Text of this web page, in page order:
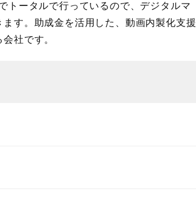
トータルで行っているので、デジタルマ
す。助成金を活用した、動画内製化支援
社です。